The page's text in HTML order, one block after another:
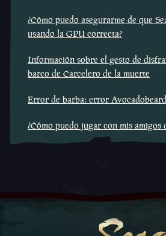
¿Cómo puedo asegurarme de que
usando la GPU correcta?
Información sobre el gesto de
barco de Carcelero de la muerte
Error de barba: error
¿Cómo puedo jugar con mis amigos